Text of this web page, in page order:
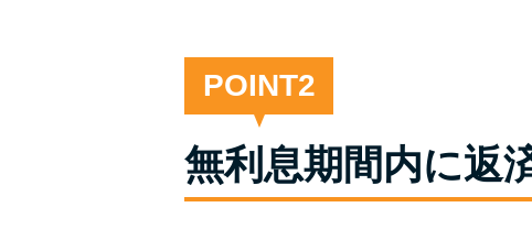
POINT
無利息期間内に返